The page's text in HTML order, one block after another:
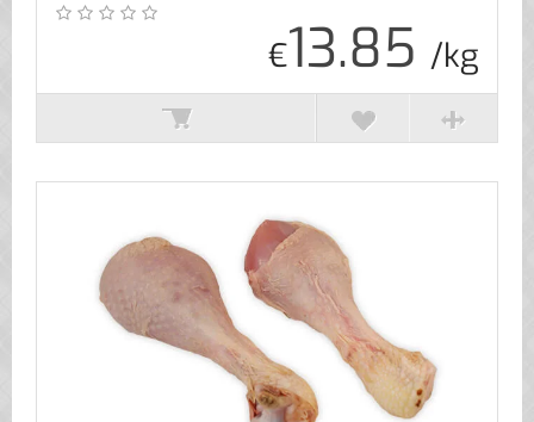
€13.85 /kg